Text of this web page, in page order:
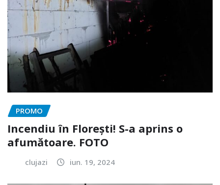
PROMO
Incendiu în Florești! S-a aprins o
afumătoare. FOTO
clujazi iun. 19, 2024